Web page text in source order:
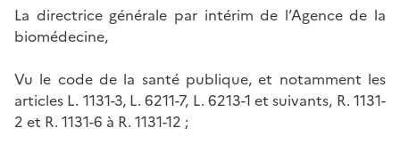
La directrice générale par intérim de l’Agence de la
biomédecine,
Vu le code de la santé publique, et notamment les
articles L. 1131-3, L. 6211-7, L. 6213-1 et suivants, R. 1131-
2 et R. 1131-6 à R. 1131-12 ;